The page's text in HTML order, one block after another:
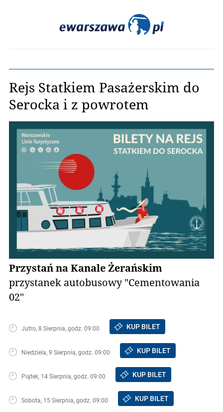
Rejs Statkiem Pasażerskim do
Serocka i z powrotem
Przystań na Kanale Żerańskim
przystanek autobusowy "Cementowania
02"
Jutro, 8 Sierpnia, godz. 09:00 KUP BILET
Niedziela, 9 Sierpnia, godz. 09:00 KUP BILET
Piątek, 14 Sierpnia, godz. 09:00 KUP BILET
Sobota, 15 Sierpnia, godz. 09:00 KUP BILET